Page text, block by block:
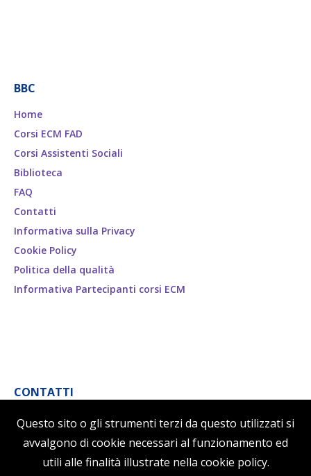
BBC
Home
Corsi ECM FAD
Corsi Assistenti Sociali
Biblioteca
FAQ
Contatti
Informativa sulla Privacy
Cookie Policy
Politica della qualità
Informativa Partecipanti corsi ECM
CONTATTI
B.B.C. By Business Center srl
Via della stazione ostiense, 27
00154 Roma, Italia
Questo sito o gli strumenti terzi da questo utilizzati si
avvalgono di cookie necessari al funzionamento ed
utili alle finalità illustrate nella cookie policy.